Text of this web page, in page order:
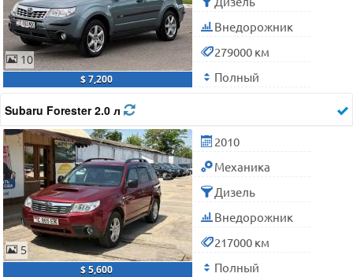
10
$ 7,200
Внедорожник
279000 км
Полный
Subaru Forester 2.0 л
5
$ 5,600
2010
Механика
Дизель
Внедорожник
217000 км
Полный